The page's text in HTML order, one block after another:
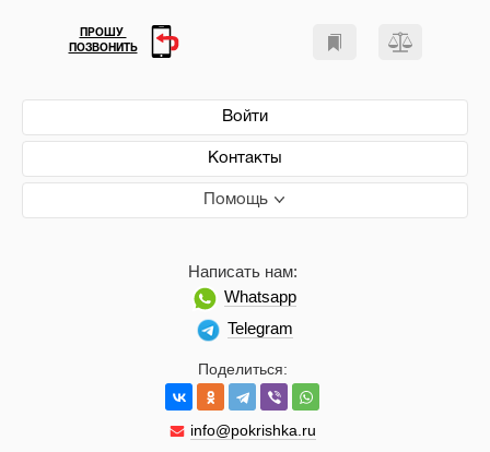
Войти
Контакты
Помощь
Поделиться:
info@pokrishka.ru
Написать нам:
Whatsapp
Telegram
ПРОШУ
ПОЗВОНИТЬ